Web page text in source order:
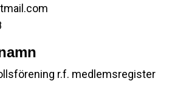
r.f. medlemsregister